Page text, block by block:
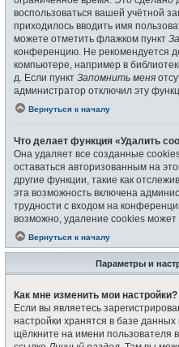
воспользоваться вашей учётной
приходилось вводить имя
можете отметить флажком пункт
конференцию. Не рекомендуется
компьютере, например в
д. Если пункт Запомнить меня
администратор отключил эту
Вернуться к началу
Что делает функция «Удалить
Она удаляет все созданные
оставаться авторизованным на
другие функции, такие как
эта возможность включена
трудности с входом на
возможно, удаление cookies может
Вернуться к началу
Параметры и
Как мне изменить мои настройки?
Если вы являетесь
настройки хранятся в базе
щёлкните на имени пользователя